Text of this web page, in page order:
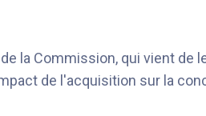
la Commission, qui vient de
de l'acquisition sur la